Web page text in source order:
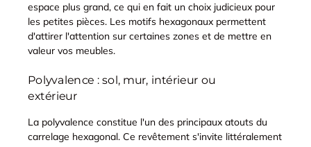
espace plus grand, ce qui en fait un choix judicieux pour
les petites pièces. Les motifs hexagonaux permettent
d'attirer l'attention sur certaines zones et de mettre en
valeur vos meubles.
Polyvalence : sol, mur, intérieur ou
extérieur
La polyvalence constitue l'un des principaux atouts du
carrelage hexagonal. Ce revêtement s'invite littéralement